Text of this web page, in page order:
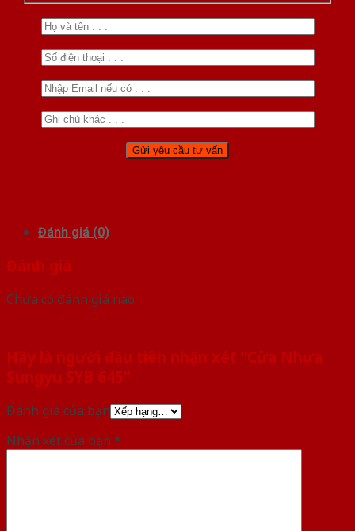
Đánh giá (0)
Đánh giá
Chưa có đánh giá nào.
Hãy là người đầu tiên nhận xét “Cửa Nhựa
Sungyu SYB 645”
Đánh giá của bạn
Nhận xét của bạn *